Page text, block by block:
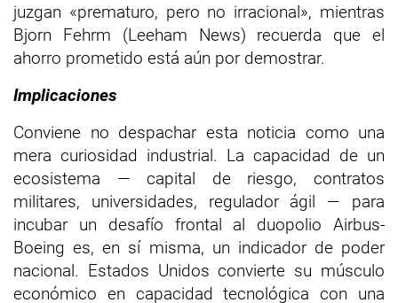
juzgan «prematuro, pero no irracional», mientras
Bjorn Fehrm (Leeham News) recuerda que el
ahorro prometido está aún por demostrar.
Implicaciones
Conviene no despachar esta noticia como una
mera curiosidad industrial. La capacidad de un
ecosistema — capital de riesgo, contratos
militares, universidades, regulador ágil — para
incubar un desafío frontal al duopolio Airbus-
Boeing es, en sí misma, un indicador de poder
nacional. Estados Unidos convierte su músculo
económico en capacidad tecnológica con una